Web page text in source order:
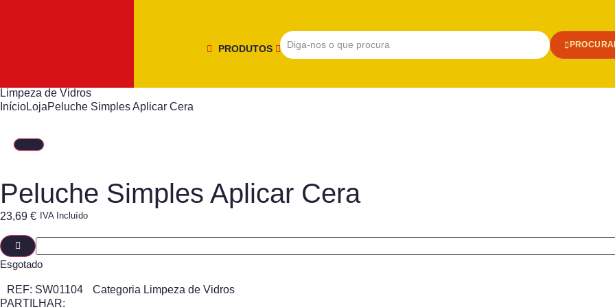
PRODUTOS
Limpeza de Vidros
InícioLojaPeluche Simples Aplicar Cera
Peluche Simples Aplicar Cera
23,69 € IVA Incluído
Esgotado
REF: SW01104 Categoria Limpeza de Vidros
PARTILHAR: